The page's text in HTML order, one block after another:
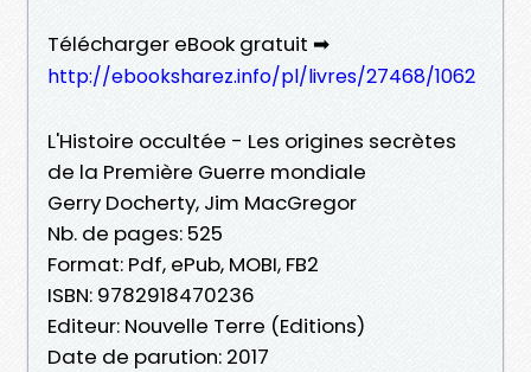
Télécharger eBook gratuit ➡
http://ebooksharez.info/pl/livres/27468/1062
L'Histoire occultée - Les origines secrètes
de la Première Guerre mondiale
Gerry Docherty, Jim MacGregor
Nb. de pages: 525
Format: Pdf, ePub, MOBI, FB2
ISBN: 9782918470236
Editeur: Nouvelle Terre (Editions)
Date de parution: 2017